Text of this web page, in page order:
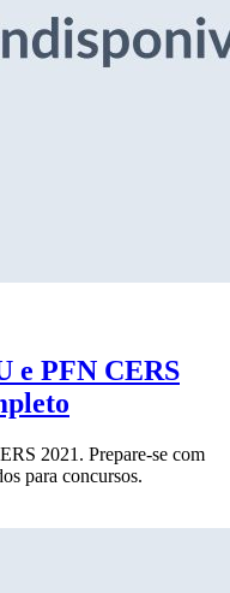
e PFN CERS
2021. Prepare-se com
para concursos.